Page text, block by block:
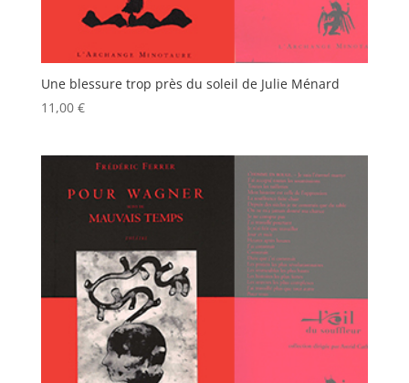
Une blessure trop près du soleil de Julie Ménard
11,00 €